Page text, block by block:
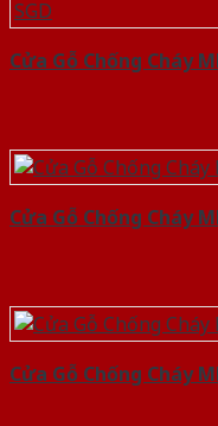
Cửa Gỗ Chống Cháy
Cửa Gỗ Chống Cháy
Cửa Gỗ Chống Cháy